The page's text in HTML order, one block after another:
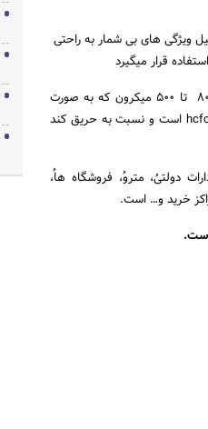
ویژگی های بی شمار به راحتی
قرار میگیرد
این کانال ها تشکیل شده از فوم پلی یورتان (PIR)با دو روکش آلومینیوم به ضخامت ۸۰ تا ۵۰۰ میکرون که به صورت
برجسته یا صاف در دو طرف فوم پخته شده استُ، این فوم عاری از ماده خطرناک cfc و hcfc است و نسبت به حریق کند
دولتیُ، متروُ، فروشگاه هاُ،
خرید و… است.